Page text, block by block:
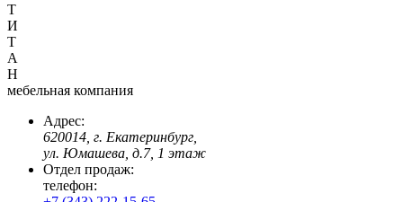
Т
И
Т
А
Н
мебельная компания
Адрес:
620014, г. Екатеринбург,
ул. Юмашева, д.7, 1 этаж
Отдел продаж:
телефон: